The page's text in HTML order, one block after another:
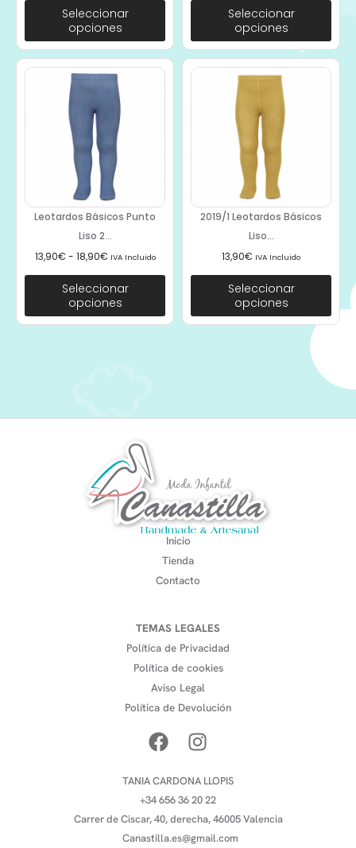
Seleccionar
opciones
Seleccionar
opciones
Leotardos Básicos Punto
Liso 2...
13,90€ - 18,90€ IVA Incluido
Seleccionar
opciones
2019/1 Leotardos Básicos
Liso...
13,90€ IVA Incluido
Seleccionar
opciones
Inicio
Tienda
Contacto
TEMAS LEGALES
Política de Privacidad
Política de cookies
Aviso Legal
Política de Devolución
TANIA CARDONA LLOPIS
+34 656 36 20 22
Carrer de Ciscar, 40, derecha, 46005 Valencia
Canastilla.es@gmail.com